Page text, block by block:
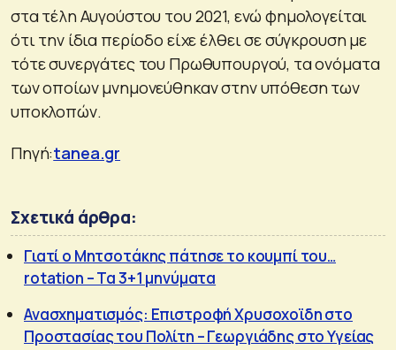
στα τέλη Αυγούστου του 2021, ενώ φημολογείται
ότι την ίδια περίοδο είχε έλθει σε σύγκρουση με
τότε συνεργάτες του Πρωθυπουργού, τα ονόματα
των οποίων μνημονεύθηκαν στην υπόθεση των
υποκλοπών.
Πηγή:tanea.gr
Σχετικά άρθρα:
Γιατί ο Μητσοτάκης πάτησε το κουμπί του…
rotation – Τα 3+1 μηνύματα
Ανασχηματισμός: Επιστροφή Χρυσοχοϊδη στο
Προστασίας του Πολίτη – Γεωργιάδης στο Υγείας